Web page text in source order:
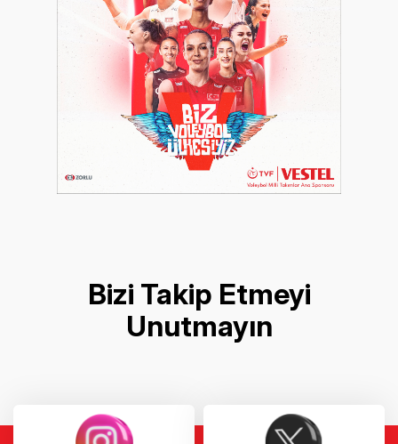
Bizi Takip Etmeyi
Unutmayın